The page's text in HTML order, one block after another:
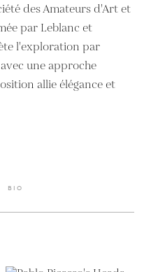
des Amateurs d'Art et
par Leblanc et
l'exploration par
une approche
allie élégance et
BIO